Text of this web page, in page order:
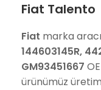
Fiat Talento
Fiat marka
144603145R,
GM93451667
ürünümüz